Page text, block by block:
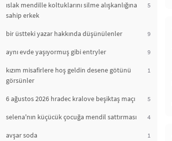
ıslak mendille koltuklarını silme alışkanlığına
sahip erkek
5
bir üstteki yazar hakkında düşünülenler 9
aynı evde yaşıyormuş gibi entryler 9
kızım misafirlere hoş geldin desene götünü
görsünler
1
6 ağustos 2026 hradec kralove beşiktaş maçı 5
selena'nın küçücük çocuğa mendil sattırması 4
avşar soda 1